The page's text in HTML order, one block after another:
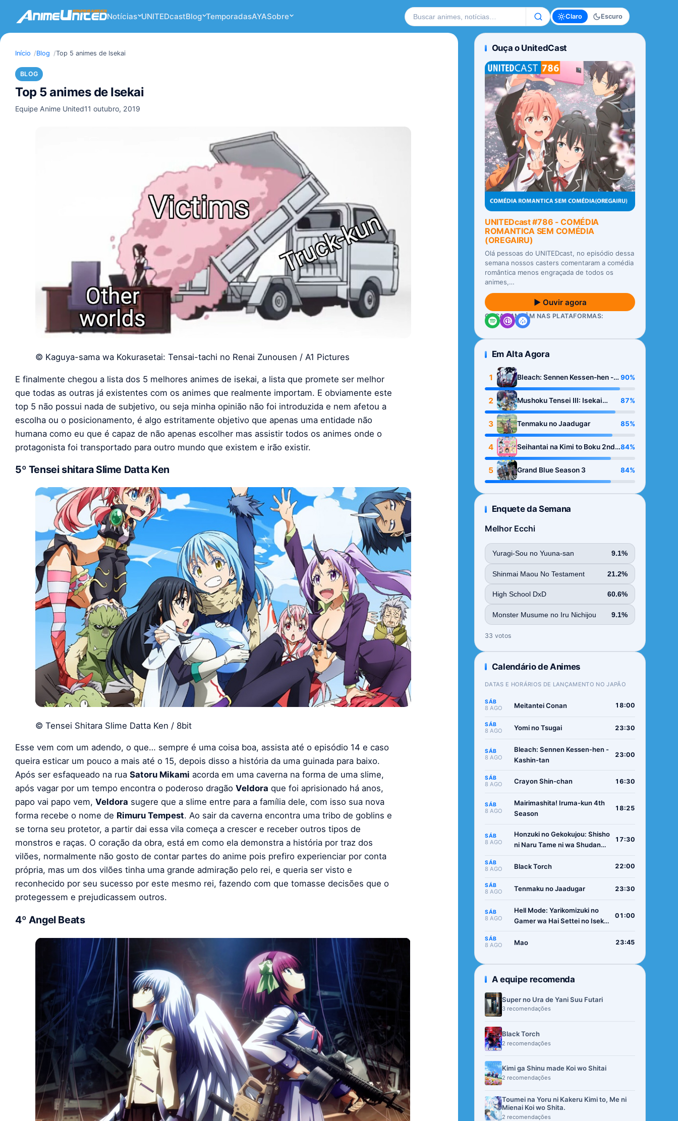
Notícias UNITEDcastBlog TemporadasAYASobre Buscar no site Claro Escuro
Início Blog Top 5 animes de Isekai
BLOG
Top 5 animes de Isekai
Equipe Anime United11 outubro, 2019
© Kaguya-sama wa Kokurasetai: Tensai-tachi no Renai Zunousen / A1 Pictures
E finalmente chegou a lista dos 5 melhores animes de isekai, a lista que promete ser melhor
que todas as outras já existentes com os animes que realmente importam. E obviamente este
top 5 não possui nada de subjetivo, ou seja minha opinião não foi introduzida e nem afetou a
escolha ou o posicionamento, é algo estritamente objetivo que apenas uma entidade não
humana como eu que é capaz de não apenas escolher mas assistir todos os animes onde o
protagonista foi transportado para outro mundo que existem e irão existir.
5º Tensei shitara Slime Datta Ken
© Tensei Shitara Slime Datta Ken / 8bit
Esse vem com um adendo, o que… sempre é uma coisa boa, assista até o episódio 14 e caso
queira esticar um pouco a mais até o 15, depois disso a história da uma guinada para baixo.
Após ser esfaqueado na rua Satoru Mikami acorda em uma caverna na forma de uma slime,
após vagar por um tempo encontra o poderoso dragão Veldora que foi aprisionado há anos,
papo vai papo vem, Veldora sugere que a slime entre para a família dele, com isso sua nova
forma recebe o nome de Rimuru Tempest. Ao sair da caverna encontra uma tribo de goblins e
se torna seu protetor, a partir dai essa vila começa a crescer e receber outros tipos de
monstros e raças. O coração da obra, está em como ela demonstra a história por traz dos
vilões, normalmente não gosto de contar partes do anime pois prefiro experienciar por conta
própria, mas um dos vilões tinha uma grande admiração pelo rei, e queria ser visto e
reconhecido por seu sucesso por este mesmo rei, fazendo com que tomasse decisões que o
protegessem e prejudicassem outros.
4º Angel Beats
Ouça o UnitedCast
UNITEDcast #786 - COMÉDIA
ROMANTICA SEM COMÉDIA
(OREGAIRU)
Olá pessoas do UNITEDcast, no episódio dessa
semana nossos casters comentaram a comédia
romântica menos engraçada de todos os
animes,…
▶ Ouvir agora
OUÇA TAMBÉM NAS PLATAFORMAS:
Em Alta Agora
1
Bleach: Sennen Kessen-hen -
Kashin-tan
90%
2
Mushoku Tensei III: Isekai
Ittara Honki Dasu
87%
3 Tenmaku no Jaadugar 85%
4
Seihantai na Kimi to Boku 2nd
Season
84%
5 Grand Blue Season 3 84%
Enquete da Semana
Melhor Ecchi
Yuragi-Sou no Yuuna-san 9.1%
Shinmai Maou No Testament 21.2%
High School DxD 60.6%
Monster Musume no Iru Nichijou 9.1%
33 votos
Calendário de Animes
DATAS E HORÁRIOS DE LANÇAMENTO NO JAPÃO
SÁB
8 AGO Meitantei Conan 18:00
SÁB
8 AGO Yomi no Tsugai 23:30
SÁB
8 AGO
Bleach: Sennen Kessen-hen -
Kashin-tan
23:00
SÁB
8 AGO Crayon Shin-chan 16:30
SÁB
8 AGO
Mairimashita! Iruma-kun 4th
Season
18:25
SÁB
8 AGO
Honzuki no Gekokujou: Shisho
ni Naru Tame ni wa Shudan
Ryoushu no Youjo
17:30
SÁB
8 AGO Black Torch 22:00
SÁB
8 AGO Tenmaku no Jaadugar 23:30
SÁB
8 AGO
Hell Mode: Yarikomizuki no
Gamer wa Hai Settei no Isekai
01:00
SÁB
8 AGO Mao 23:45
A equipe recomenda
Super no Ura de Yani Suu Futari
3 recomendações
Black Torch
2 recomendações
Kimi ga Shinu made Koi wo Shitai
2 recomendações
Toumei na Yoru ni Kakeru Kimi to, Me ni
Mienai Koi wo Shita.
2 recomendações